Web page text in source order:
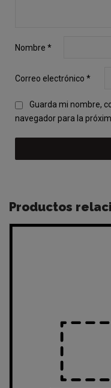
Nombre *
Correo electrónico *
Guarda mi nombre,
navegador para la
Productos